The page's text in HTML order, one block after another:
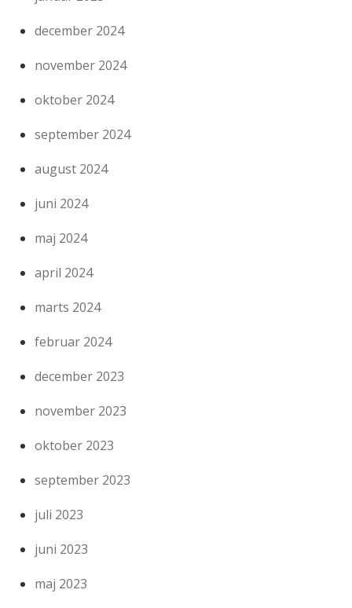
december 2024
november 2024
oktober 2024
september 2024
august 2024
juni 2024
maj 2024
april 2024
marts 2024
februar 2024
december 2023
november 2023
oktober 2023
september 2023
juli 2023
juni 2023
maj 2023